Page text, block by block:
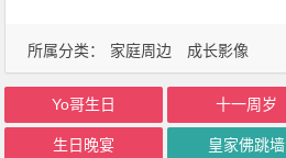
所属分类： 家庭周边 成长影像
Yo哥生日 十一周岁
生日晚宴 皇家佛跳墙